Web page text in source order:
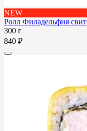
NEW
Ролл Филадельфия свит
300 г
840 ₽